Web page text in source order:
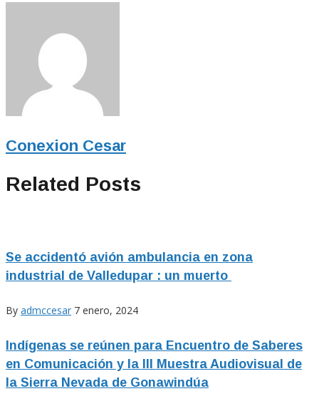
Conexion Cesar
Related Posts
Se accidentó avión ambulancia en zona
industrial de Valledupar : un muerto
By admccesar 7 enero, 2024
Indígenas se reúnen para Encuentro de Saberes
en Comunicación y la III Muestra Audiovisual de
la Sierra Nevada de Gonawindúa